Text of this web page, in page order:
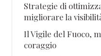
Strategie di
migliorare la
Il Vigile del Fuoco,
coraggio